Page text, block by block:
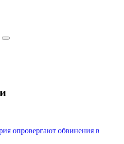
опровергают обвинения в